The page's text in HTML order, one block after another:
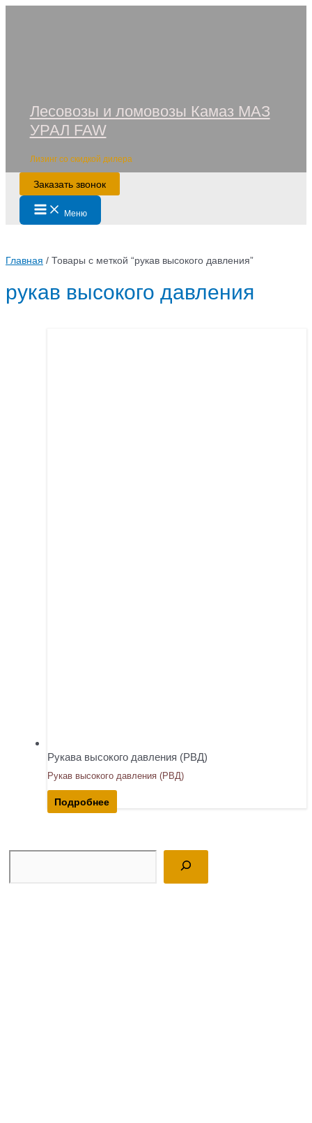
Лесовозы и ломовозы Камаз МАЗ
УРАЛ FAW
Лизинг со скидкой дилера
Заказать звонок
Main
Menu Меню
Главная / Товары с меткой “рукав высокого давления”
рукав высокого давления
Рукава высокого давления (РВД)
Рукав высокого давления (РВД)
Подробнее